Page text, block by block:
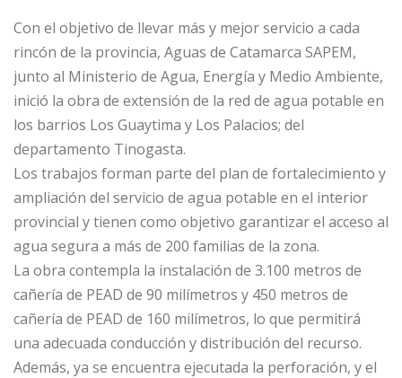
Con el objetivo de llevar más y mejor servicio a cada
rincón de la provincia, Aguas de Catamarca SAPEM,
junto al Ministerio de Agua, Energía y Medio Ambiente,
inició la obra de extensión de la red de agua potable en
los barrios Los Guaytima y Los Palacios; del
departamento Tinogasta.
Los trabajos forman parte del plan de fortalecimiento y
ampliación del servicio de agua potable en el interior
provincial y tienen como objetivo garantizar el acceso al
agua segura a más de 200 familias de la zona.
La obra contempla la instalación de 3.100 metros de
cañería de PEAD de 90 milímetros y 450 metros de
cañería de PEAD de 160 milímetros, lo que permitirá
una adecuada conducción y distribución del recurso.
Además, ya se encuentra ejecutada la perforación, y el